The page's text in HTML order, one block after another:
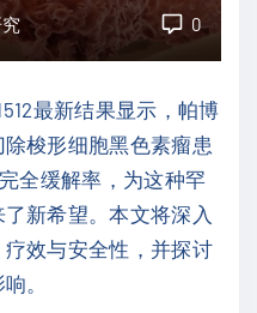
0
最新结果显示，帕博
梭形细胞黑色素瘤患
全缓解率，为这种罕
新希望。本文将深入
效与安全性，并探讨
。